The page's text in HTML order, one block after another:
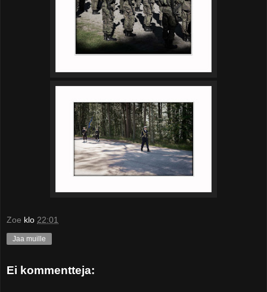
Zoe klo 22:01
Jaa muille
Ei kommentteja: